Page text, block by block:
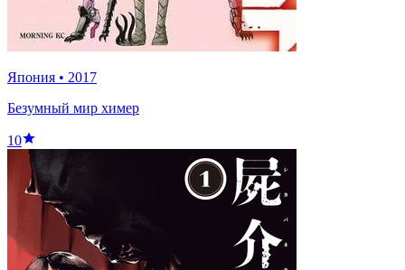
Япония • 2017
Безумный мир химер
10